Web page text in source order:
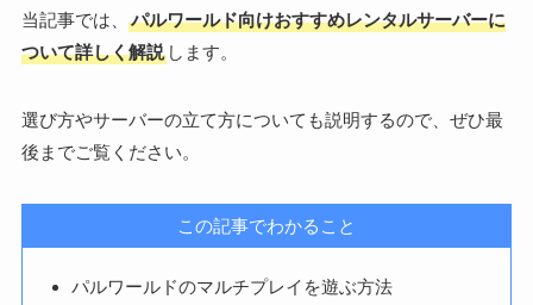
当記事では、
パルワールド向けおすすめレンタルサーバーに
ついて詳しく解説します。
選び方やサーバーの立て方についても説明するので、ぜひ最
後までご覧ください。
この記事でわかること
パルワールドのマルチプレイを遊ぶ方法